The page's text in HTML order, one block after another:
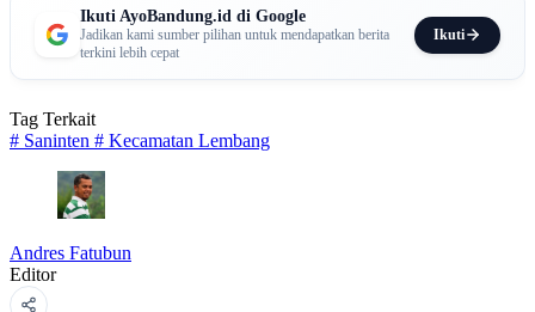
Ikuti AyoBandung.id di Google
Jadikan kami sumber pilihan untuk mendapatkan berita
terkini lebih cepat
Ikuti
Tag Terkait
# Saninten # Kecamatan Lembang
Andres Fatubun
Editor